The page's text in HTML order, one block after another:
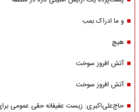
و ما ادراک بمب
هیچ
آتش افروز سوخت
آتش افروز سوخت
حاج‌علی‌اکبری: زیست عفیفانه حقی عمومی